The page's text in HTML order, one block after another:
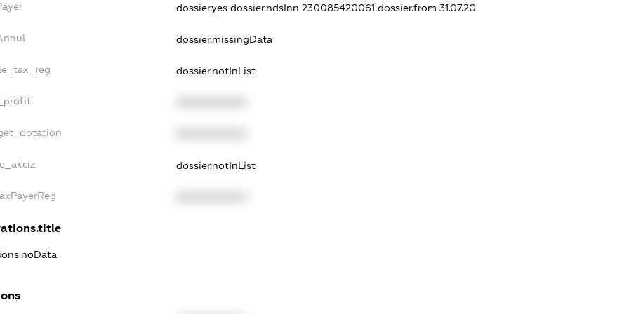
dossier.yesdossier.ndsInn 230085420061dossier.from 31.07.20
dossier.missingData
dossier.notInList
dossier.notInList